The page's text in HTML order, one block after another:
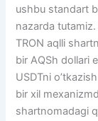
ushbu standart
nazarda
TRON aqlli
bir AQSh dollari
USDTni
bir xil
shartnomadagi